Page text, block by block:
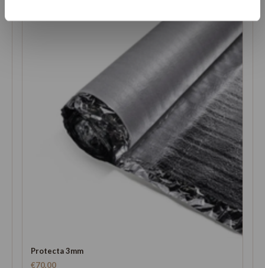
Gerelateerde producten
Protecta 3mm
€70,00